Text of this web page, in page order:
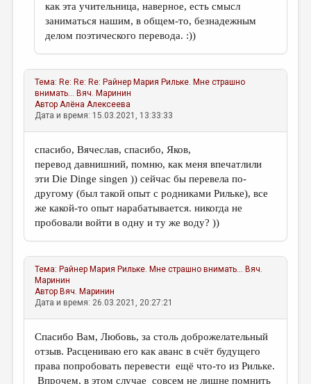
как эта учительница, наверное, есть смысл
заниматься нашим, в общем-то, безнадежным
делом поэтического перевода. :))
Тема: Re: Re: Re: Райнер Мария Рильке. Мне страшно
внимать... Вяч. Маринин
АвторАлёна Алексеева
Дата и время: 15.03.2021, 13:33:33
спасибо, Вячеслав, спасибо, Яков,
перевод давнишний, помню, как меня впечатлили
эти Die Dinge singen )) сейчас бы перевела по-
другому (был такой опыт с родниками Рильке), все
же какой-то опыт нарабатывается. никогда не
пробовали войти в одну и ту же воду? ))
Тема: Райнер Мария Рильке. Мне страшно внимать... Вяч.
Маринин
Автор Вяч. Маринин
Дата и время: 26.03.2021, 20:27:21
Спасибо Вам, Любовь, за столь доброжелательный
отзыв. Расцениваю его как аванс в счёт будущего
права попробовать перевести ещё что-то из Рильке.
Впрочем, в этом случае совсем не лишне помнить